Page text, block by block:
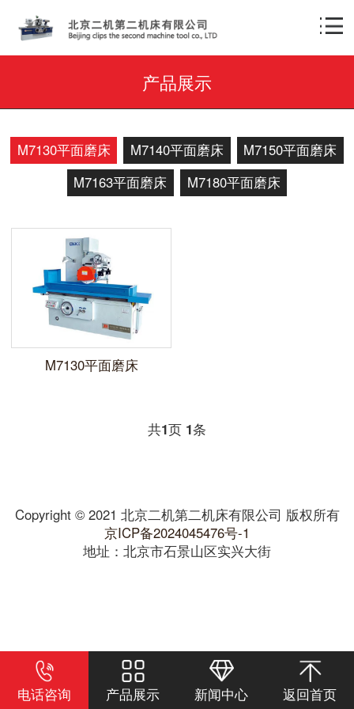
产品展示
M7130平面磨床 M7140平面磨床
M7150平面磨床
M7163平面磨床
M7180平面磨床
M7130平面磨床
共1页 1条
Copyright © 2021 北京二机第二机床有限公司 版权所有
京ICP备2024045476号-1
地址：北京市石景山区实兴大街
电话咨询 产品展示 新闻中心 返回首页